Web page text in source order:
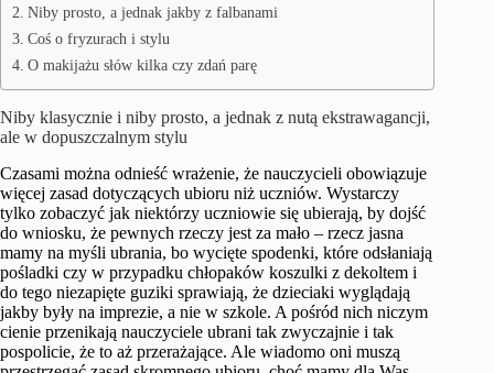
Niby prosto, a jednak jakby z falbanami
Coś o fryzurach i stylu
O makijażu słów kilka czy zdań parę
Niby klasycznie i niby prosto, a jednak z nutą ekstrawagancji,
ale w dopuszczalnym stylu
Czasami można odnieść wrażenie, że nauczycieli obowiązuje
więcej zasad dotyczących ubioru niż uczniów. Wystarczy
tylko zobaczyć jak niektórzy uczniowie się ubierają, by dojść
do wniosku, że pewnych rzeczy jest za mało – rzecz jasna
mamy na myśli ubrania, bo wycięte spodenki, które odsłaniają
pośladki czy w przypadku chłopaków koszulki z dekoltem i
do tego niezapięte guziki sprawiają, że dzieciaki wyglądają
jakby były na imprezie, a nie w szkole. A pośród nich niczym
cienie przenikają nauczyciele ubrani tak zwyczajnie i tak
pospolicie, że to aż przerażające. Ale wiadomo oni muszą